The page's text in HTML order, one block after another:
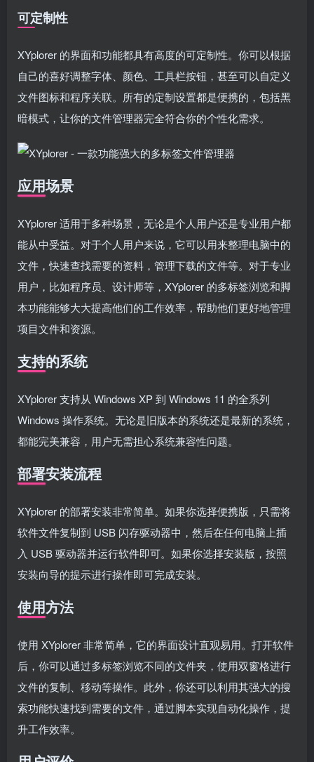
可定制性
XYplorer 的界面和功能都具有高度的可定制性。你可以根据
自己的喜好调整字体、颜色、工具栏按钮，甚至可以自定义
文件图标和程序关联。所有的定制设置都是便携的，包括黑
暗模式，让你的文件管理器完全符合你的个性化需求。
应用场景
XYplorer 适用于多种场景，无论是个人用户还是专业用户都
能从中受益。对于个人用户来说，它可以用来整理电脑中的
文件，快速查找需要的资料，管理下载的文件等。对于专业
用户，比如程序员、设计师等，XYplorer 的多标签浏览和脚
本功能能够大大提高他们的工作效率，帮助他们更好地管理
项目文件和资源。
支持的系统
XYplorer 支持从 Windows XP 到 Windows 11 的全系列
Windows 操作系统。无论是旧版本的系统还是最新的系统，
都能完美兼容，用户无需担心系统兼容性问题。
部署安装流程
XYplorer 的部署安装非常简单。如果你选择便携版，只需将
软件文件复制到 USB 闪存驱动器中，然后在任何电脑上插
入 USB 驱动器并运行软件即可。如果你选择安装版，按照
安装向导的提示进行操作即可完成安装。
使用方法
使用 XYplorer 非常简单，它的界面设计直观易用。打开软件
后，你可以通过多标签浏览不同的文件夹，使用双窗格进行
文件的复制、移动等操作。此外，你还可以利用其强大的搜
索功能快速找到需要的文件，通过脚本实现自动化操作，提
升工作效率。